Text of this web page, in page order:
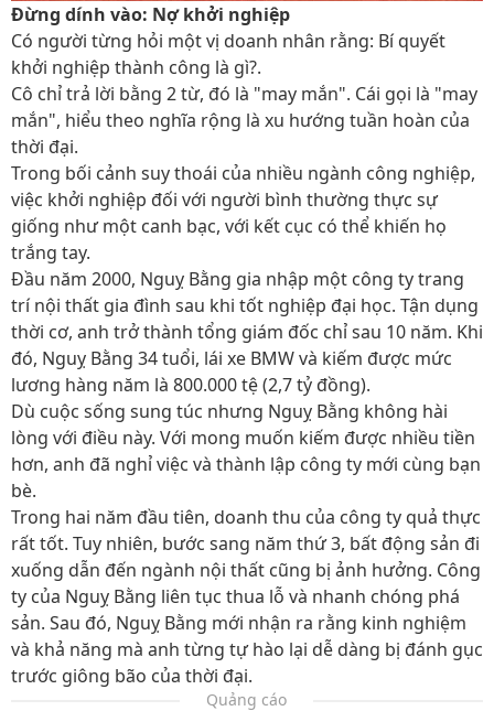
Đừng dính vào: Nợ khởi nghiệp
Có người từng hỏi một vị doanh nhân rằng: Bí quyết
khởi nghiệp thành công là gì?.
Cô chỉ trả lời bằng 2 từ, đó là "may mắn". Cái gọi là "may
mắn", hiểu theo nghĩa rộng là xu hướng tuần hoàn của
thời đại.
Trong bối cảnh suy thoái của nhiều ngành công nghiệp,
việc khởi nghiệp đối với người bình thường thực sự
giống như một canh bạc, với kết cục có thể khiến họ
trắng tay.
Đầu năm 2000, Nguỵ Bằng gia nhập một công ty trang
trí nội thất gia đình sau khi tốt nghiệp đại học. Tận dụng
thời cơ, anh trở thành tổng giám đốc chỉ sau 10 năm. Khi
đó, Nguỵ Bằng 34 tuổi, lái xe BMW và kiếm được mức
lương hàng năm là 800.000 tệ (2,7 tỷ đồng).
Dù cuộc sống sung túc nhưng Nguỵ Bằng không hài
lòng với điều này. Với mong muốn kiếm được nhiều tiền
hơn, anh đã nghỉ việc và thành lập công ty mới cùng bạn
bè.
Trong hai năm đầu tiên, doanh thu của công ty quả thực
rất tốt. Tuy nhiên, bước sang năm thứ 3, bất động sản đi
xuống dẫn đến ngành nội thất cũng bị ảnh hưởng. Công
ty của Nguỵ Bằng liên tục thua lỗ và nhanh chóng phá
sản. Sau đó, Nguỵ Bằng mới nhận ra rằng kinh nghiệm
và khả năng mà anh từng tự hào lại dễ dàng bị đánh gục
trước giông bão của thời đại.
Quảng cáo